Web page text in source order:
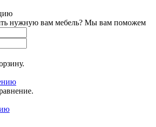
нужную вам мебель? Мы вам поможем